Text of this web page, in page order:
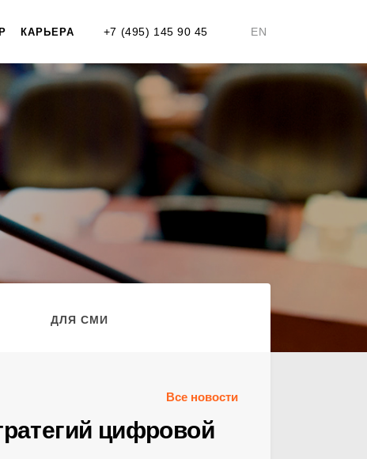
+7 (495) 145 90 45 EN
КАРЬЕРА
ДЛЯ СМИ
Все новости
цифровой